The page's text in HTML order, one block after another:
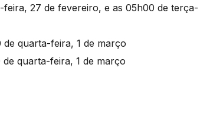
feira, 27 de fevereiro, e as 05h00 de terça-
quarta-feira, 1 de março
quarta-feira, 1 de março